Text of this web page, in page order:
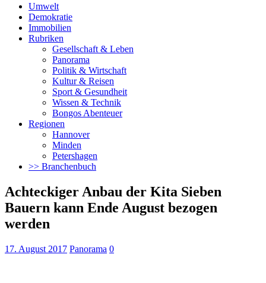
Umwelt
Demokratie
Immobilien
Rubriken
Gesellschaft & Leben
Panorama
Politik & Wirtschaft
Kultur & Reisen
Sport & Gesundheit
Wissen & Technik
Bongos Abenteuer
Regionen
Hannover
Minden
Petershagen
>> Branchenbuch
Achteckiger Anbau der Kita Sieben
Bauern kann Ende August bezogen
werden
17. August 2017 Panorama 0